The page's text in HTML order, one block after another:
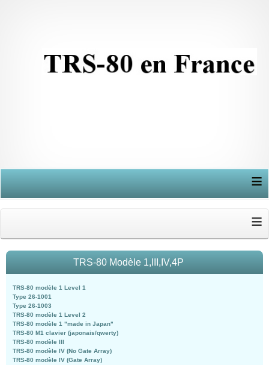
≡
≡
TRS-80 Modèle 1,III,IV,4P
TRS-80 modèle 1 Level 1
Type 26-1001
Type 26-1003
TRS-80 modèle 1 Level 2
TRS-80 modèle 1 "made in Japan"
TRS-80 M1 clavier (japonais/qwerty)
TRS-80 modèle III
TRS-80 modèle IV (No Gate Array)
TRS-80 modèle IV (Gate Array)